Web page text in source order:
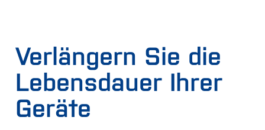
Verlängern Sie die
Lebensdauer Ihrer
Geräte